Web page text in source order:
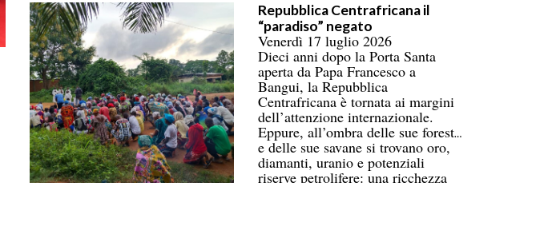
coinvolte, superando ormai l’Asia.
Donne e bambini pagano il prezzo
più alto. La carenza di
infrastrutture nella catena del
freddo fa perdere oltre un terzo
della produzione di frutta, verdura,
pesce e latticini.
Repubblica Centrafricana il
“paradiso” negato
Venerdì 17 luglio 2026
Dieci anni dopo la Porta Santa
aperta da Papa Francesco a
Bangui, la Repubblica
Centrafricana è tornata ai margini
dell’attenzione internazionale.
Eppure, all’ombra delle sue foreste
e delle sue savane si trovano oro,
diamanti, uranio e potenziali
riserve petrolifere: una ricchezza